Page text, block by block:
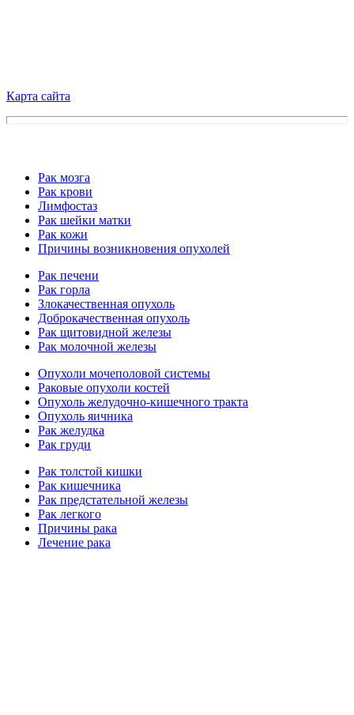
Карта сайта
Рак мозга
Рак крови
Лимфостаз
Рак шейки матки
Рак кожи
Причины возникновения опухолей
Рак печени
Рак горла
Злокачественная опухоль
Доброкачественная опухоль
Рак щитовидной железы
Рак молочной железы
Опухоли мочеполовой системы
Раковые опухоли костей
Опухоль желудочно-кишечного тракта
Опухоль яичника
Рак желудка
Рак груди
Рак толстой кишки
Рак кишечника
Рак предстательной железы
Рак легкого
Причины рака
Лечение рака